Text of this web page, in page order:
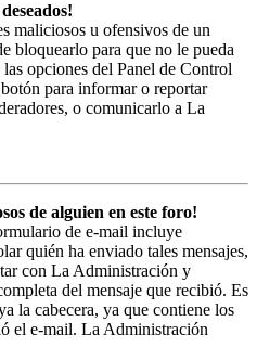
maliciosos u ofensivos de un
bloquearlo para que no le pueda
opciones del Panel de Control
para informar o reportar
o comunicarlo a La
de alguien en este foro!
de e-mail incluye
quién ha enviado tales mensajes,
con La Administración y
del mensaje que recibió. Es
la cabecera, ya que contiene los
el e-mail. La Administración